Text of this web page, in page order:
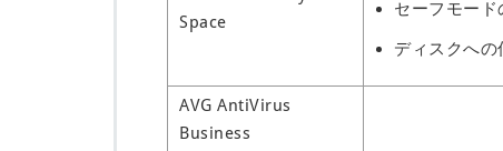
Space
セーフモード
ディスクへの
AVG AntiVirus
Business